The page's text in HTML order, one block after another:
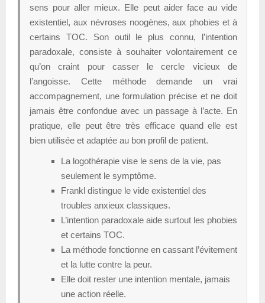
sens pour aller mieux. Elle peut aider face au vide
existentiel, aux névroses noogènes, aux phobies et à
certains TOC. Son outil le plus connu, l’intention
paradoxale, consiste à souhaiter volontairement ce
qu’on craint pour casser le cercle vicieux de
l’angoisse. Cette méthode demande un vrai
accompagnement, une formulation précise et ne doit
jamais être confondue avec un passage à l’acte. En
pratique, elle peut être très efficace quand elle est
bien utilisée et adaptée au bon profil de patient.
La logothérapie vise le sens de la vie, pas
seulement le symptôme.
Frankl distingue le vide existentiel des
troubles anxieux classiques.
L’intention paradoxale aide surtout les phobies
et certains TOC.
La méthode fonctionne en cassant l’évitement
et la lutte contre la peur.
Elle doit rester une intention mentale, jamais
une action réelle.